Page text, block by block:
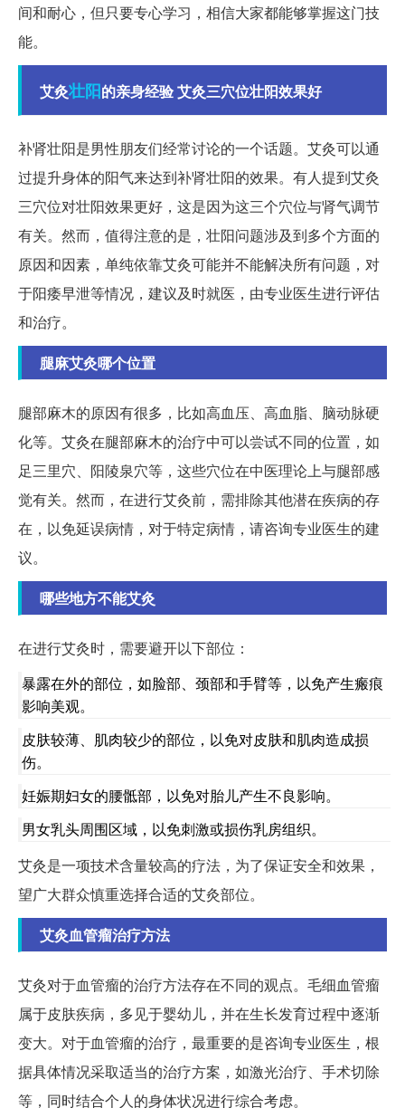
间和耐心，但只要专心学习，相信大家都能够掌握这门技
能。
艾灸壮阳的亲身经验 艾灸三穴位壮阳效果好
补肾壮阳是男性朋友们经常讨论的一个话题。艾灸可以通
过提升身体的阳气来达到补肾壮阳的效果。有人提到艾灸
三穴位对壮阳效果更好，这是因为这三个穴位与肾气调节
有关。然而，值得注意的是，壮阳问题涉及到多个方面的
原因和因素，单纯依靠艾灸可能并不能解决所有问题，对
于阳痿早泄等情况，建议及时就医，由专业医生进行评估
和治疗。
腿麻艾灸哪个位置
腿部麻木的原因有很多，比如高血压、高血脂、脑动脉硬
化等。艾灸在腿部麻木的治疗中可以尝试不同的位置，如
足三里穴、阳陵泉穴等，这些穴位在中医理论上与腿部感
觉有关。然而，在进行艾灸前，需排除其他潜在疾病的存
在，以免延误病情，对于特定病情，请咨询专业医生的建
议。
哪些地方不能艾灸
在进行艾灸时，需要避开以下部位：
暴露在外的部位，如脸部、颈部和手臂等，以免产生瘢痕
影响美观。
皮肤较薄、肌肉较少的部位，以免对皮肤和肌肉造成损
伤。
妊娠期妇女的腰骶部，以免对胎儿产生不良影响。
男女乳头周围区域，以免刺激或损伤乳房组织。
艾灸是一项技术含量较高的疗法，为了保证安全和效果，
望广大群众慎重选择合适的艾灸部位。
艾灸血管瘤治疗方法
艾灸对于血管瘤的治疗方法存在不同的观点。毛细血管瘤
属于皮肤疾病，多见于婴幼儿，并在生长发育过程中逐渐
变大。对于血管瘤的治疗，最重要的是咨询专业医生，根
据具体情况采取适当的治疗方案，如激光治疗、手术切除
等，同时结合个人的身体状况进行综合考虑。